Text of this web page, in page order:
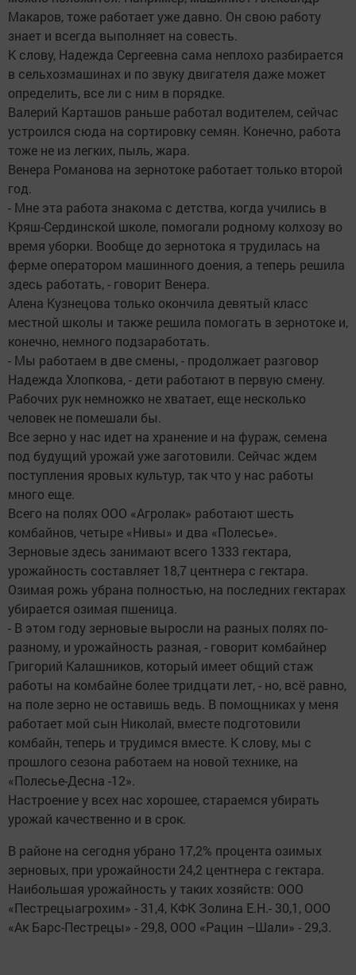
Макаров, тоже работает уже давно. Он свою работу
знает и всегда выполняет на совесть.
К слову, Надежда Сергеевна сама неплохо разбирается
в сельхозмашинах и по звуку двигателя даже может
определить, все ли с ним в порядке.
Валерий Карташов раньше работал водителем, сейчас
устроился сюда на сортировку семян. Конечно, работа
тоже не из легких, пыль, жара.
Венера Романова на зернотоке работает только второй
год.
- Мне эта работа знакома с детства, когда учились в
Кряш-Сердинской школе, помогали родному колхозу во
время уборки. Вообще до зернотока я трудилась на
ферме оператором машинного доения, а теперь решила
здесь работать, - говорит Венера.
Алена Кузнецова только окончила девятый класс
местной школы и также решила помогать в зернотоке и,
конечно, немного подзаработать.
- Мы работаем в две смены, - продолжает разговор
Надежда Хлопкова, - дети работают в первую смену.
Рабочих рук немножко не хватает, еще несколько
человек не помешали бы.
Все зерно у нас идет на хранение и на фураж, семена
под будущий урожай уже заготовили. Сейчас ждем
поступления яровых культур, так что у нас работы
много еще.
Всего на полях ООО «Агролак» работают шесть
комбайнов, четыре «Нивы» и два «Полесье».
Зерновые здесь занимают всего 1333 гектара,
урожайность составляет 18,7 центнера с гектара.
Озимая рожь убрана полностью, на последних гектарах
убирается озимая пшеница.
- В этом году зерновые выросли на разных полях по-
разному, и урожайность разная, - говорит комбайнер
Григорий Калашников, который имеет общий стаж
работы на комбайне более тридцати лет, - но, всё равно,
на поле зерно не оставишь ведь. В помощниках у меня
работает мой сын Николай, вместе подготовили
комбайн, теперь и трудимся вместе. К слову, мы с
прошлого сезона работаем на новой технике, на
«Полесье-Десна -12».
Настроение у всех нас хорошее, стараемся убирать
урожай качественно и в срок.
В районе на сегодня убрано 17,2% процента озимых
зерновых, при урожайности 24,2 центнера с гектара.
Наибольшая урожайность у таких хозяйств: ООО
«Пестрецыагрохим» - 31,4, КФК Золина Е.Н.- 30,1, ООО
«Ак Барс-Пестрецы» - 29,8, ООО «Рацин –Шали» - 29,3.